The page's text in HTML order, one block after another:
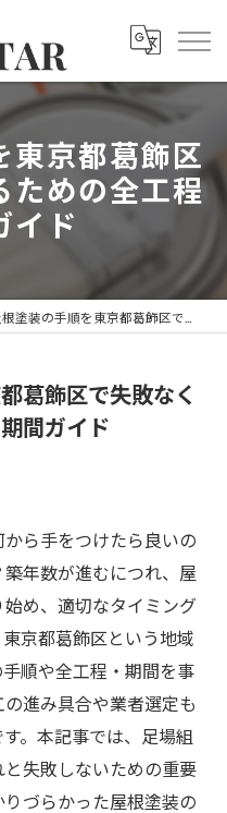
東京都葛飾区
ための全工程
イド
装の手順を東京都葛飾区で失敗なく進めるための全工程と期間ガイド
葛飾区で失敗なく
間ガイド
ら手をつけたら良いの
年数が進むにつれ、屋
め、適切なタイミング
京都葛飾区という地域
順や全工程・期間を事
進み具合や業者選定も
。本記事では、足場組
失敗しないための重要
づらかった屋根塗装の